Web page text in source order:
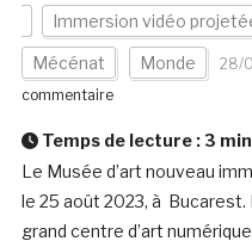
Immersion vidéo
Mécénat Monde 28/
commentaire
Temps de lecture : 3 min
Le Musée d’art nouveau
le 25 août 2023, à Bucarest.
grand centre d’art